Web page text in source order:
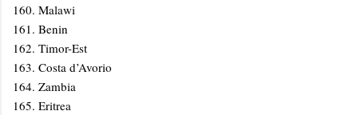
160. Malawi
161. Benin
162. Timor-Est
163. Costa d’Avorio
164. Zambia
165. Eritrea